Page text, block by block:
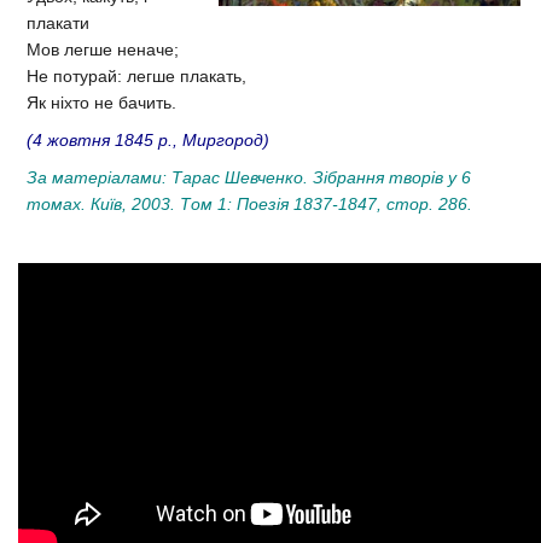
плакати
Мов легше неначе;
Не потурай: легше плакать,
Як ніхто не бачить.
(4 жовтня 1845 р., Миргород)
За матеріалами: Тарас Шевченко. Зібрання творів у 6
томах. Київ, 2003. Том 1: Поезія 1837-1847, стор. 286.